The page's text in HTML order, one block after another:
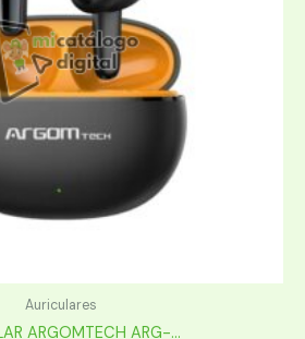
Auriculares
ARGOMTECH ARG-...